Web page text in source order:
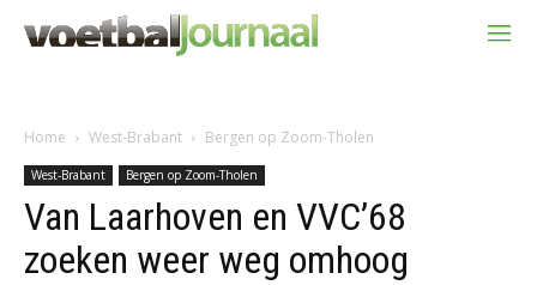
Home West-Brabant Bergen op Zoom-Tholen
West-Brabant Bergen op Zoom-Tholen
Van Laarhoven en VVC’68
zoeken weer weg omhoog